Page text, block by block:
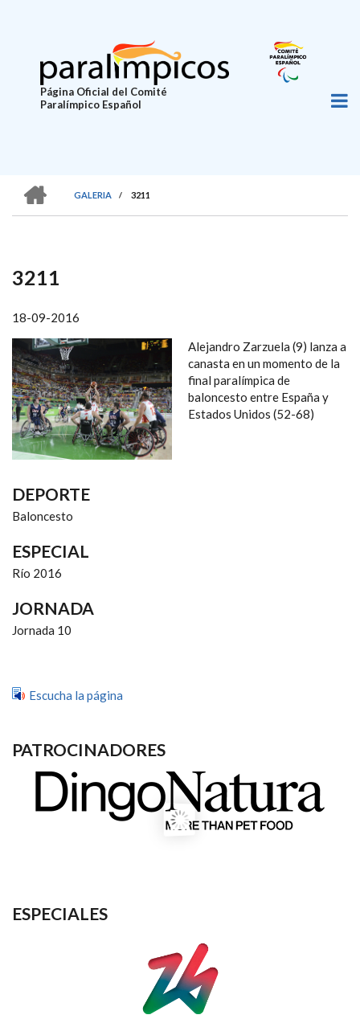
principal
Página Oficial del Comité
Paralímpico Español
SOBRESCRIBIR
DE
AYUDA
A
LA
NAVEGACIÓN
GALERIA
/ 3211
3211
18-09-2016
Alejandro Zarzuela (9) lanza a
canasta en un momento de la
final paralímpica de
baloncesto entre España y
Estados Unidos (52-68)
DEPORTE
Baloncesto
ESPECIAL
Río 2016
JORNADA
Jornada 10
Escucha la página
PATROCINADORES
ESPECIALES